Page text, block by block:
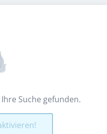
Suche gefunden.